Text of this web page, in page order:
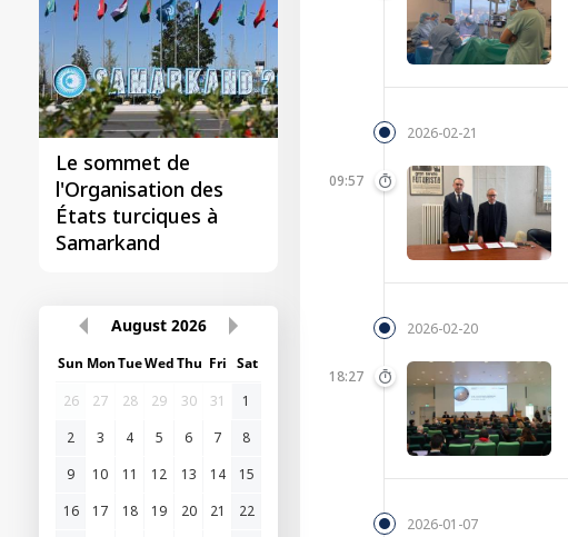
Le sommet de
l'Organisation des
États turciques à
Samarkand
August 2026
Sun MonTueWedThu Fri Sat
26
27 28 29 30 31
1
2
3 4 5 6 7
8
9
10 11 12 13 14
15
16
17 18 19 20 21
22
2026-02-21
09:57
2026-02-20
18:27
2026-01-07